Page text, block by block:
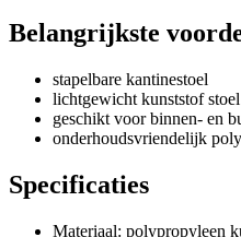
Belangrijkste
stapelbare kantinestoel
lichtgewicht kunststof
geschikt voor binnen- en
onderhoudsvriendelijk
Specificaties
Materiaal: polypropyleen